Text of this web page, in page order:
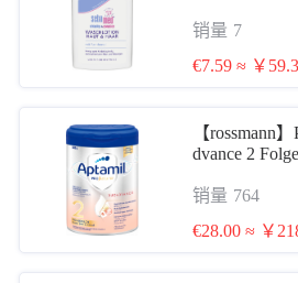
销量 7
€7.59 ≈ ￥
【rossmann
dvance 2
销量 764
€28.00 ≈ ￥